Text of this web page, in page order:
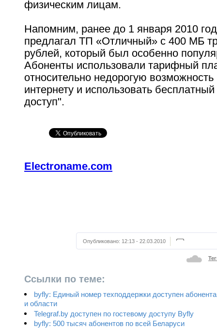
физическим лицам.
Напомним, ранее до 1 января 2010
предлагал ТП «Отличный» с 400 МБ
рублей, который был особенно
Абоненты использовали тарифный
относительно недорогую
интернету и использовать бесплатный
доступ".
Electroname.com
Опубликовано: 12:13 - 22.03.2010
Ссылки по теме:
byfly: Единый номер техподдержки доступен
и области
Telegraf.by доступен по гостевому доступу Byfly
byfly: 500 тысяч абонентов по всей Беларуси